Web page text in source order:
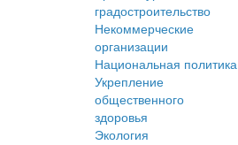
градостроительство
Некоммерческие
организации
Национальная политика
Укрепление
общественного
здоровья
Экология